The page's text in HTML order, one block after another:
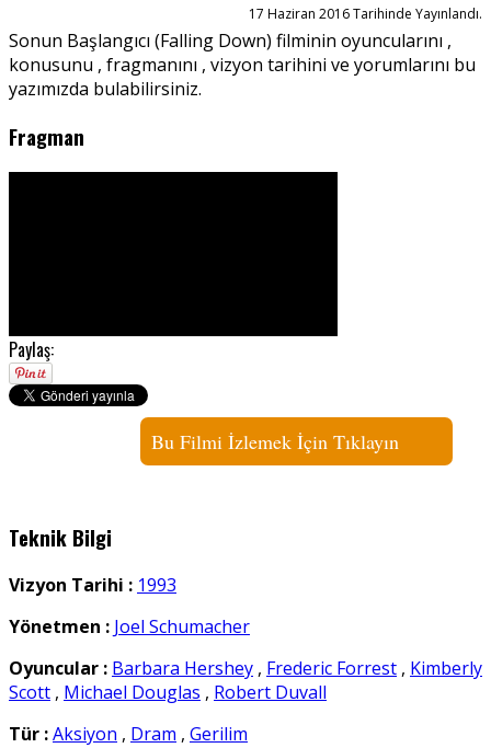
17 Haziran 2016 Tarihinde Yayınlandı.
Sonun Başlangıcı (Falling Down) filminin oyuncularını ,
konusunu , fragmanını , vizyon tarihini ve yorumlarını bu
yazımızda bulabilirsiniz.
Fragman
Paylaş:
Bu Filmi İzlemek İçin Tıklayın
Teknik Bilgi
Vizyon Tarihi : 1993
Yönetmen : Joel Schumacher
Oyuncular : Barbara Hershey , Frederic Forrest , Kimberly
Scott , Michael Douglas , Robert Duvall
Tür :Aksiyon , Dram , Gerilim